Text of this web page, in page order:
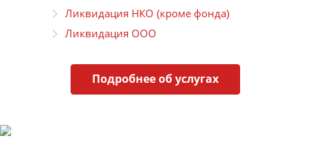
Ликвидация НКО (кроме фонда)
Ликвидация ООО
Подробнее об услугах